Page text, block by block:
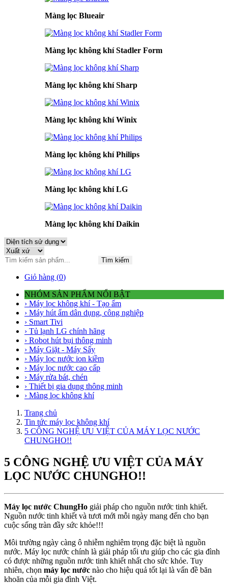
Màng lọc Blueair
Màng lọc không khí Stadler Form
Màng lọc không khí Sharp
Màng lọc không khí Winix
Màng lọc không khí Philips
Màng lọc không khí LG
Màng lọc không khí Daikin
Tìm kiếm
Giỏ hàng (0)
NHÓM SẢN PHẨM NỔI BẬT
› Máy lọc không khí - Tạo ẩm
› Máy hút ẩm dân dụng, công nghiệp
› Smart Tivi
› Tủ lạnh LG chính hãng
› Robot hút bụi thông minh
› Máy Giặt - Máy Sấy
› Máy lọc nước ion kiềm
› Máy lọc nước cao cấp
› Máy rửa bát, chén
› Thiết bị gia dụng thông minh
› Màng lọc không khí
Trang chủ
Tin tức máy lọc không khí
5 CÔNG NGHỆ ƯU VIỆT CỦA MÁY LỌC NƯỚC
CHUNGHO!!
5 CÔNG NGHỆ ƯU VIỆT CỦA MÁY
LỌC NƯỚC CHUNGHO!!
Máy lọc nước ChungHo giải pháp cho nguồn nước tinh khiết.
Nguồn nước tinh khiết và tươi mới mỗi ngày mang đến cho bạn
cuộc sống tràn đầy sức khỏe!!!
Môi trường ngày càng ô nhiễm nghiêm trọng đặc biệt là nguồn
nước. Máy lọc nước chính là giải pháp tối ưu giúp cho các gia đình
có được những nguồn nước tinh khiết nhất cho sức khỏe. Tuy
nhiên, chọn máy lọc nước nào cho hiệu quả tốt lại là vấn đề băn
khoăn của mỗi gia đình Việt.